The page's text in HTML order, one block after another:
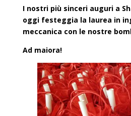
I nostri più sinceri auguri a
oggi festeggia la laurea in
meccanica con le nostre
Ad maiora!